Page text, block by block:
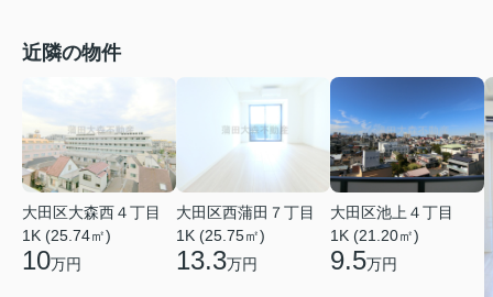
近隣の物件
大田区大森西４丁目
1K (25.74㎡)
10万円
大田区西蒲田７丁目
1K (25.75㎡)
13.3万円
大田区池上４丁目
1K (21.20㎡)
9.5万円